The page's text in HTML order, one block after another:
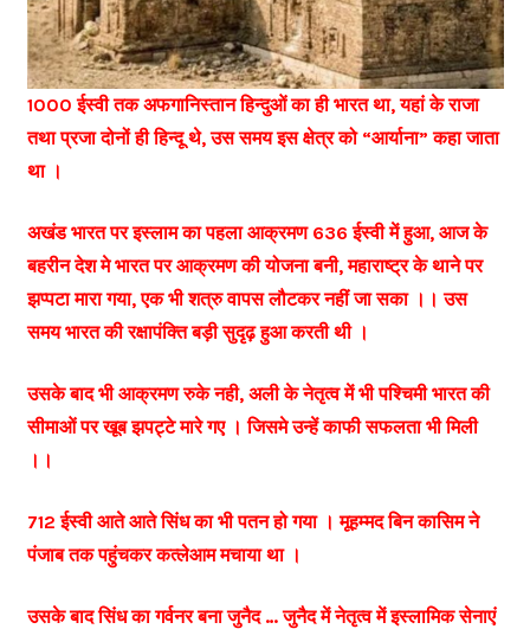
1000 ईस्वी तक अफगानिस्तान हिन्दुओं का ही भारत था, यहां के राजा
तथा प्रजा दोनों ही हिन्दू थे, उस समय इस क्षेत्र को “आर्याना” कहा जाता
था ।
अखंड भारत पर इस्लाम का पहला आक्रमण 636 ईस्वी में हुआ, आज के
बहरीन देश मे भारत पर आक्रमण की योजना बनी, महाराष्ट्र के थाने पर
झप्पटा मारा गया, एक भी शत्रु वापस लौटकर नहीं जा सका ।। उस
समय भारत की रक्षापंक्ति बड़ी सुदृढ़ हुआ करती थी ।
उसके बाद भी आक्रमण रुके नही, अली के नेतृत्व में भी पश्चिमी भारत की
सीमाओं पर खूब झपट्टे मारे गए । जिसमे उन्हें काफी सफलता भी मिली
।।
712 ईस्वी आते आते सिंध का भी पतन हो गया । मूहम्मद बिन कासिम ने
पंजाब तक पहुंचकर कत्लेआम मचाया था ।
उसके बाद सिंध का गर्वनर बना जुनैद … जुनैद में नेतृत्व में इस्लामिक सेनाएं